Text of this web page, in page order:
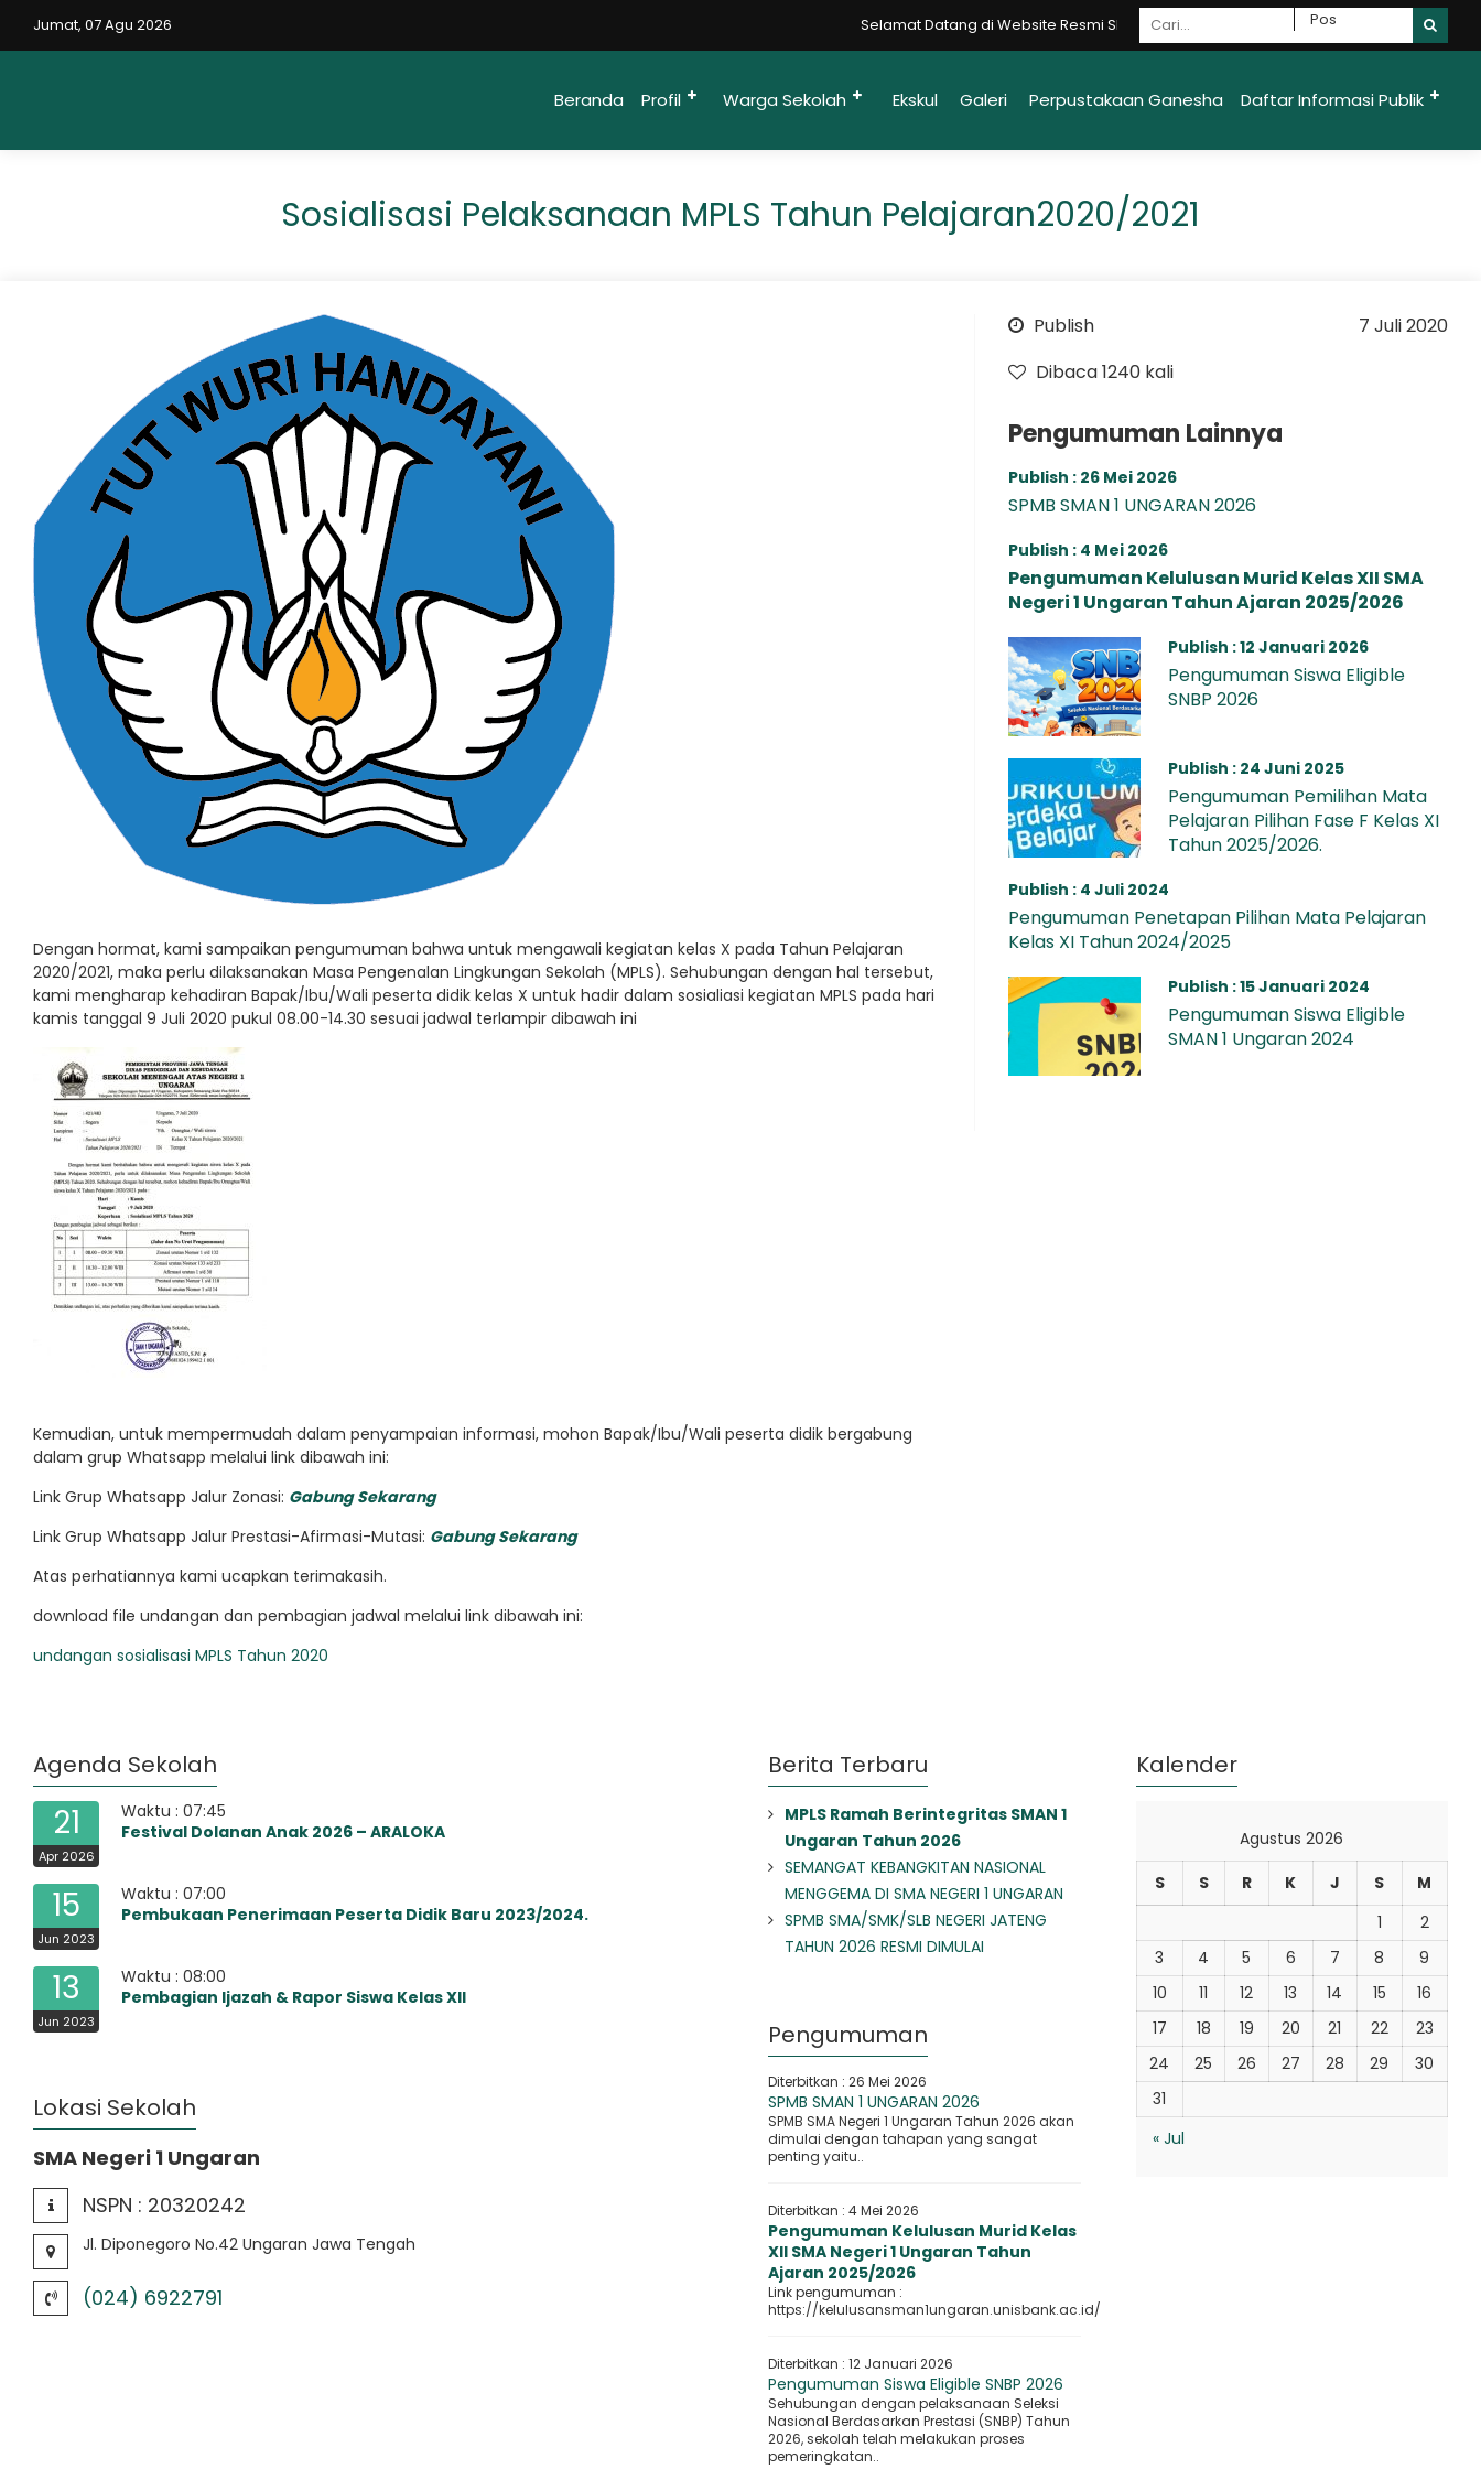
Jumat, 07 Agu 2026 Selamat Datang di Website Resmi SMAN 1 Ungaran Moncer {Mandiri - Optimis -
Beranda Profil Warga Sekolah Ekskul Galeri Perpustakaan Ganesha Daftar Informasi Publik
Sosialisasi Pelaksanaan MPLS Tahun Pelajaran2020/2021
Dengan hormat, kami sampaikan pengumuman bahwa untuk mengawali kegiatan kelas X pada Tahun Pelajaran
2020/2021, maka perlu dilaksanakan Masa Pengenalan Lingkungan Sekolah (MPLS). Sehubungan dengan hal tersebut,
kami mengharap kehadiran Bapak/Ibu/Wali peserta didik kelas X untuk hadir dalam sosialiasi kegiatan MPLS pada hari
kamis tanggal 9 Juli 2020 pukul 08.00-14.30 sesuai jadwal terlampir dibawah ini
Kemudian, untuk mempermudah dalam penyampaian informasi, mohon Bapak/Ibu/Wali peserta didik bergabung
dalam grup Whatsapp melalui link dibawah ini:
Link Grup Whatsapp Jalur Zonasi: Gabung Sekarang
Link Grup Whatsapp Jalur Prestasi-Afirmasi-Mutasi: Gabung Sekarang
Atas perhatiannya kami ucapkan terimakasih.
download file undangan dan pembagian jadwal melalui link dibawah ini:
undangan sosialisasi MPLS Tahun 2020
Publish
7 Juli 2020
Dibaca 1240 kali
Pengumuman Lainnya
Publish : 26 Mei 2026
SPMB SMAN 1 UNGARAN 2026
Publish : 4 Mei 2026
Pengumuman Kelulusan Murid Kelas XII SMA
Negeri 1 Ungaran Tahun Ajaran 2025/2026
Publish : 12 Januari 2026
Pengumuman Siswa Eligible
SNBP 2026
Publish : 24 Juni 2025
Pengumuman Pemilihan Mata
Pelajaran Pilihan Fase F Kelas XI
Tahun 2025/2026.
Publish : 4 Juli 2024
Pengumuman Penetapan Pilihan Mata Pelajaran
Kelas XI Tahun 2024/2025
Publish : 15 Januari 2024
Pengumuman Siswa Eligible
SMAN 1 Ungaran 2024
Agenda Sekolah
21
Apr 2026
Waktu : 07:45
Festival Dolanan Anak 2026 – ARALOKA
15
Jun 2023
Waktu : 07:00
Pembukaan Penerimaan Peserta Didik Baru 2023/2024.
13
Jun 2023
Waktu : 08:00
Pembagian Ijazah & Rapor Siswa Kelas XII
Lokasi Sekolah
SMA Negeri 1 Ungaran
NSPN : 20320242
Jl. Diponegoro No.42 Ungaran Jawa Tengah
(024) 6922791
Berita Terbaru
MPLS Ramah Berintegritas SMAN 1
Ungaran Tahun 2026
SEMANGAT KEBANGKITAN NASIONAL
MENGGEMA DI SMA NEGERI 1 UNGARAN
SPMB SMA/SMK/SLB NEGERI JATENG
TAHUN 2026 RESMI DIMULAI
Pengumuman
Diterbitkan : 26 Mei 2026
SPMB SMAN 1 UNGARAN 2026
SPMB SMA Negeri 1 Ungaran Tahun 2026 akan
dimulai dengan tahapan yang sangat
penting yaitu..
Diterbitkan : 4 Mei 2026
Pengumuman Kelulusan Murid Kelas
XII SMA Negeri 1 Ungaran Tahun
Ajaran 2025/2026
Link pengumuman :
https://kelulusansman1ungaran.unisbank.ac.id/
Diterbitkan : 12 Januari 2026
Pengumuman Siswa Eligible SNBP 2026
Sehubungan dengan pelaksanaan Seleksi
Nasional Berdasarkan Prestasi (SNBP) Tahun
2026, sekolah telah melakukan proses
pemeringkatan..
Kalender
Agustus 2026
S
S R K J S
M
1
2
3
4 5 6 7 8
9
10
11 12 13 14 15
16
17
18 19 20 21 22
23
24
25 26 27 28 29
30
31
« Jul